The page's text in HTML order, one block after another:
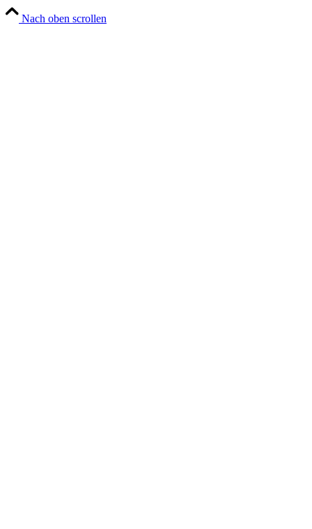
Nach oben scrollen